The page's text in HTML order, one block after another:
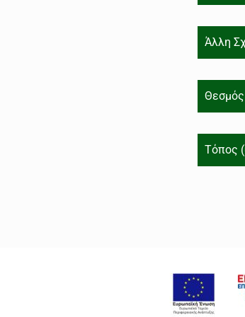
Άλλη
Τόπος